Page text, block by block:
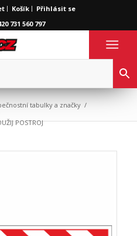
Košík
Přihlásit se
731 560 797
tabulky a značky /
POSTROJ